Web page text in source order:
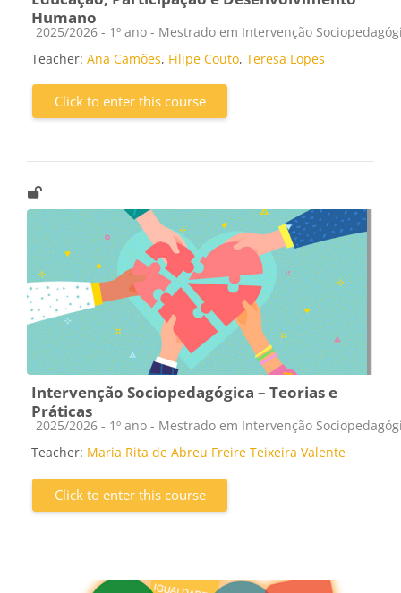
Humano
Course category
2025/2026 - 1º ano - Mestrado em Intervenção
Teacher: Ana Camões, Filipe Couto, Teresa Lopes
Click to enter this course
Intervenção Sociopedagógica – Teorias e
Práticas
Course category
2025/2026 - 1º ano - Mestrado em Intervenção
Teacher: Maria Rita de Abreu Freire Teixeira Valente
Click to enter this course